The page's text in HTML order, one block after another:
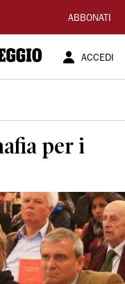
ABBONATI
ACCEDI
per i